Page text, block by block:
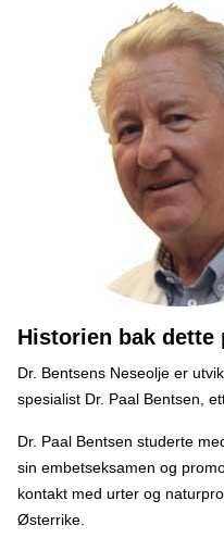
Historien bak dette
Dr. Bentsens Neseolje er
spesialist Dr. Paal Bentsen,
Dr. Paal Bentsen studerte
sin embetseksamen og
kontakt med urter og
Østerrike.